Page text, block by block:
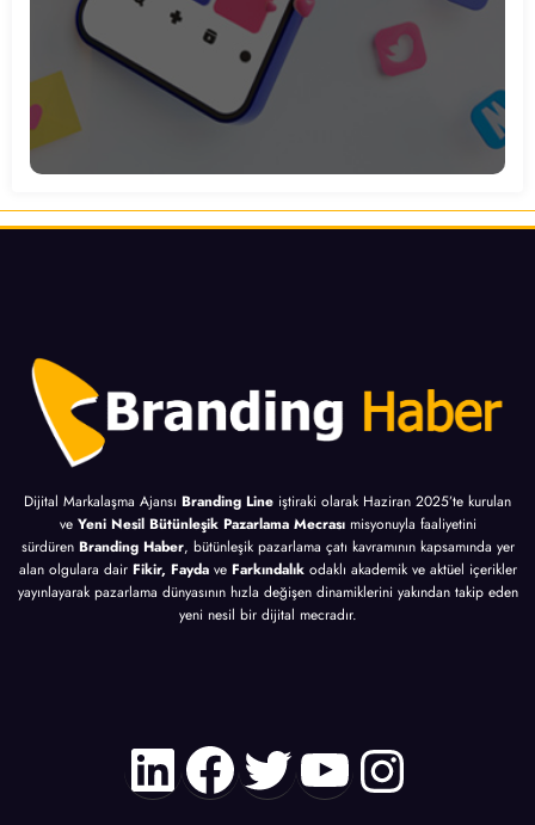
Dijital Markalaşma Ajansı Branding Line iştiraki olarak Haziran 2025’te kurulan
ve Yeni Nesil Bütünleşik Pazarlama Mecrası misyonuyla faaliyetini
sürdüren Branding Haber, bütünleşik pazarlama çatı kavramının kapsamında yer
alan olgulara dair Fikir, Fayda ve Farkındalık odaklı akademik ve aktüel içerikler
yayınlayarak pazarlama dünyasının hızla değişen dinamiklerini yakından takip eden
yeni nesil bir dijital mecradır.
LinkedIn
Facebook
Twitter
YouTube